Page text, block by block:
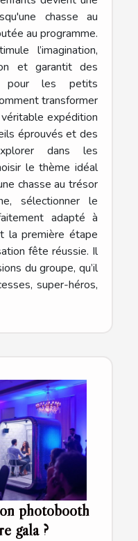
chasse au
au programme.
l’imagination,
et garantit des
pour les petits
transformer
expédition
éprouvés et des
dans les
le thème idéal
chasse au trésor
sélectionner le
adapté à
la première étape
fête réussie. Il
du groupe, qu’il
super-héros,
photobooth
gala ?